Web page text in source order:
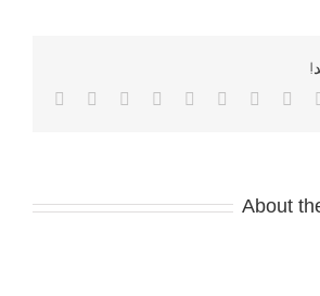
Facebook
Twitter
Reddit
LinkedIn
WhatsApp
Tumblr
Pinterest
About